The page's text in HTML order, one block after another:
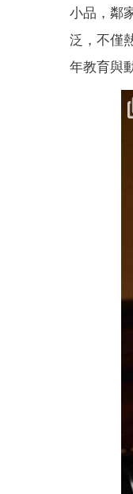
小品，鄰
泛，不僅
年教育與